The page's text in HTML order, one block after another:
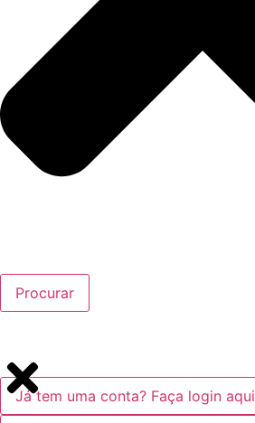
Procurar
Já tem uma conta? Faça login aqui